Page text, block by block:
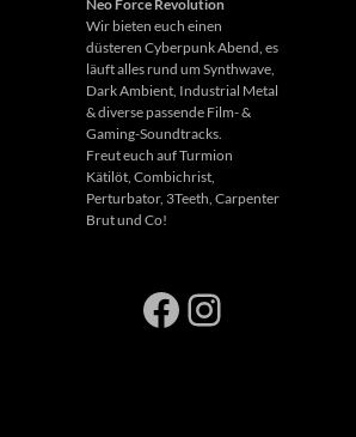
Neo Force Revolution
Wir bieten euch einen
düsteren Cyberpunk Abend, es
läuft alles rund um Synthwave,
Dark Ambient, Industrial Metal
& diverse passende Film- &
Gaming-Soundtracks.
Freut euch auf Turmion
Kätilöt, Combichrist,
Perturbator, 3Teeth, Carpenter
Brut und Co!
Facebook
Instagram